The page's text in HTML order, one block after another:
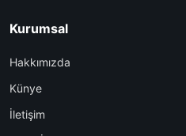
Kurumsal
Hakkımızda
Künye
İletişim